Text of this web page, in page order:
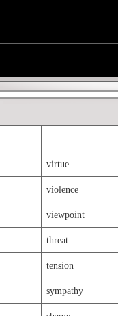
virtue
violence
viewpoint
threat
tension
sympathy